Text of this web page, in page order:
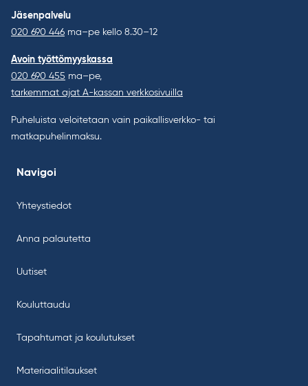
Jäsenpalvelu
020 690 446 ma–pe kello 8.30–12
Avoin työttömyyskassa
020 690 455 ma–pe,
tarkemmat ajat A-kassan verkkosivuilla
Puheluista veloitetaan vain paikallisverkko- tai
matkapuhelinmaksu.
Navigoi
Yhteystiedot
Anna palautetta
Uutiset
Kouluttaudu
Tapahtumat ja koulutukset
Materiaalitilaukset